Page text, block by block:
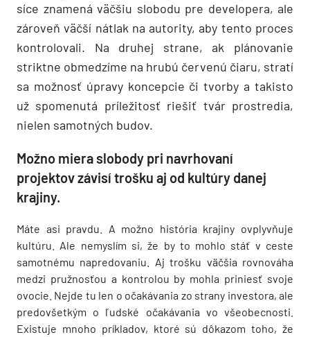
síce znamená väčšiu slobodu pre developera, ale
zároveň väčší nátlak na autority, aby tento proces
kontrolovali. Na druhej strane, ak plánovanie
striktne obmedzíme na hrubú červenú čiaru, stratí
sa možnosť úpravy koncepcie či tvorby a tak­isto
už spomenutá príležitosť riešiť tvár prostredia,
nielen samotných budov.
Možno miera slobody pri navrhovaní
projektov závisí trošku aj od kultúry danej
krajiny.
Máte asi pravdu. A možno história krajiny ovplyvňuje
kultúru. Ale nemyslím si, že by to mohlo stáť v ceste
samotnému napredovaniu. Aj trošku väčšia rovnováha
medzi pružnosťou a kontrolou by mohla priniesť svoje
ovocie. Nejde tu len o očakávania zo strany investora, ale
predovšetkým o ľudské očakávania vo všeobecnosti.
Existuje mnoho príkladov, ktoré sú dôkazom toho, že